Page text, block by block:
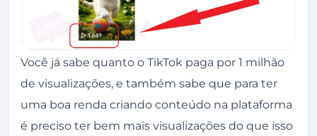
Você já sabe quanto o TikTok paga por 1 milhão
de visualizações, e também sabe que para ter
uma boa renda criando conteúdo na plataforma
é preciso ter bem mais visualizações do que isso